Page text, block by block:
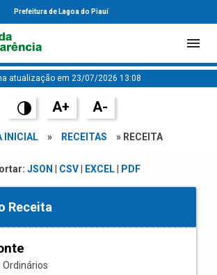
Prefeitura de Lagoa do Piauí
atualização em 23/07/2026 13:08
A+ A-
INICIAL » RECEITAS » RECEITA
JSON CSV| EXCEL| PDF
Receita
Ordinários